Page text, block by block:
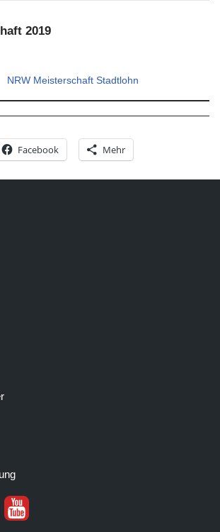
2019
NRW Meisterschaft Stadtlohn
Facebook Mehr